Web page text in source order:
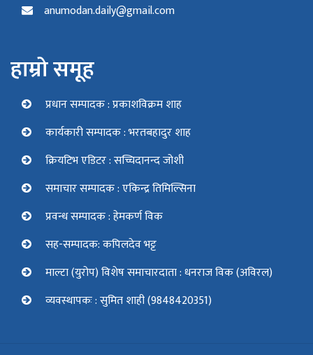
anumodan.daily@gmail.com
हाम्रो समूह
प्रधान सम्पादक : प्रकाशविक्रम शाह
कार्यकारी सम्पादक : भरतबहादुर शाह
क्रियटिभ एडिटर : सच्चिदानन्द जोशी
समाचार सम्पादक : एकिन्द्र तिमिल्सिना
प्रवन्ध सम्पादक : हेमकर्ण विक
सह-सम्पादक: कपिलदेव भट्ट
माल्टा (युरोप) विशेष समाचारदाता : धनराज विक (अविरल)
व्यवस्थापकः : सुमित शाही (9848420351)